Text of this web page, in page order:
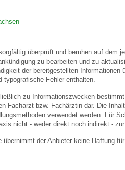
überprüft und beruhen auf
zu bearbeiten und zu
der bereitgestellten
typografische Fehler enthalten.
zu Informationszwecken
Facharzt bzw. Fachärztin dar. Die
verwendet werden. Für
nicht - weder direkt noch indirekt - zur
der Anbieter keine Haftung